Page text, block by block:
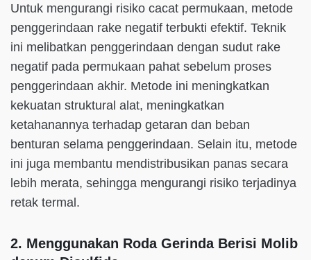
Untuk mengurangi risiko cacat permukaan, metode
penggerindaan rake negatif terbukti efektif. Teknik
ini melibatkan penggerindaan dengan sudut rake
negatif pada permukaan pahat sebelum proses
penggerindaan akhir. Metode ini meningkatkan
kekuatan struktural alat, meningkatkan
ketahanannya terhadap getaran dan beban
benturan selama penggerindaan. Selain itu, metode
ini juga membantu mendistribusikan panas secara
lebih merata, sehingga mengurangi risiko terjadinya
retak termal.
2. Menggunakan Roda Gerinda Berisi Molib